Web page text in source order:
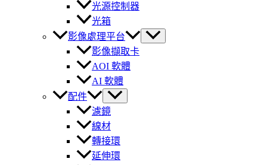
光源控制器
光箱
影像處理平台
影像擷取卡
AOI 軟體
AI 軟體
配件
濾鏡
線材
轉接環
延伸環